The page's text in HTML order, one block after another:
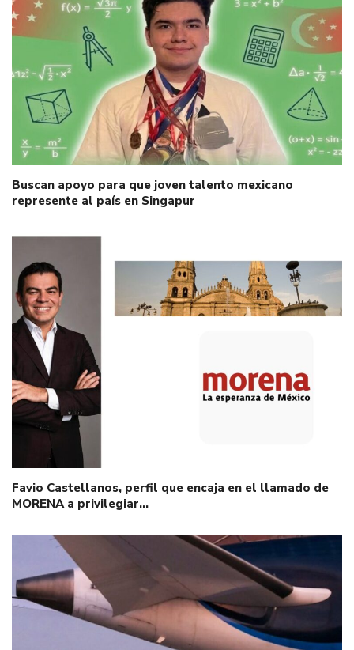
Buscan apoyo para que joven talento mexicano
represente al país en Singapur
Favio Castellanos, perfil que encaja en el llamado de
MORENA a privilegiar…